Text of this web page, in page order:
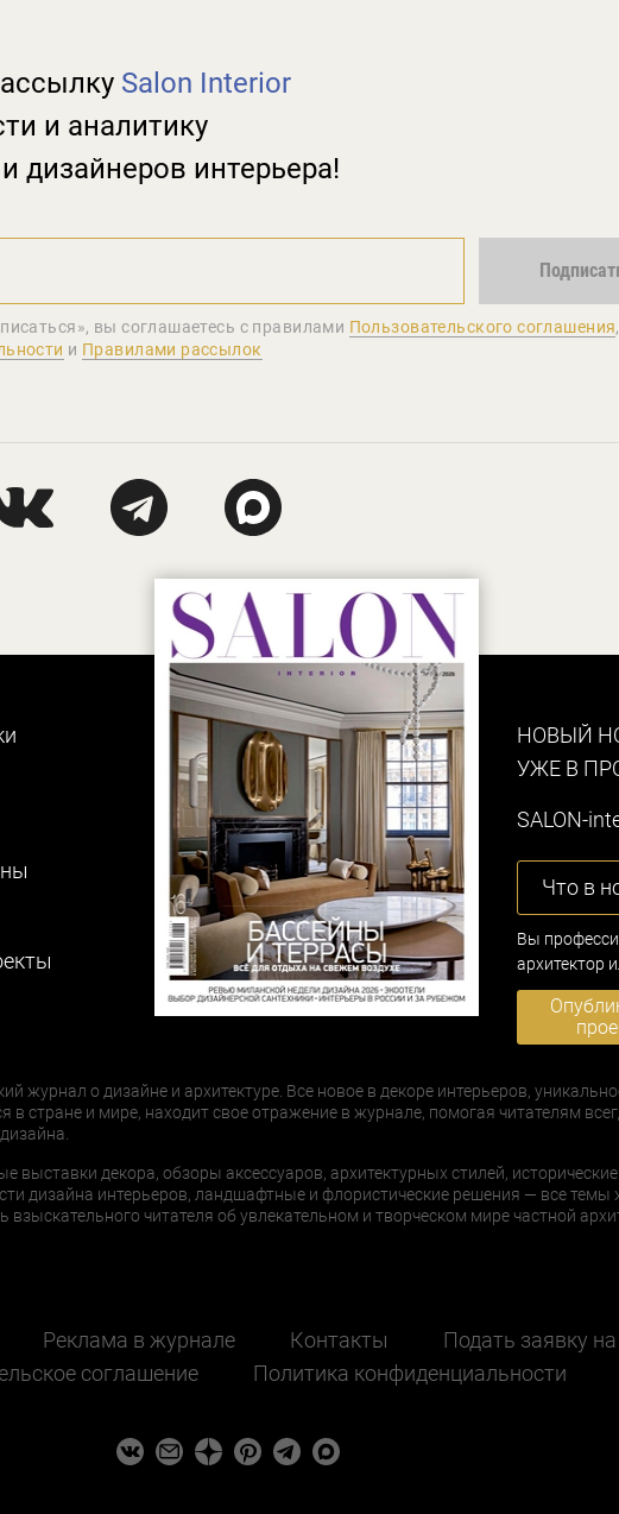
Salon Interior
и аналитику
дизайнеров интерьера!
вы соглашаетеcь с правилами Пользовательского соглашения,
и Правилами рассылок
НОВЫЙ
УЖЕ В
SALON-
Что в
Вы
архитектор
журнал о дизайне и архитектуре. Все новое в декоре интерьеров,
в стране и мире, находит свое отражение в журнале, помогая читателям
выставки декора, обзоры аксессуаров, архитектурных стилей, исторические
дизайна интерьеров, ландшафтные и флористические решения — все темы
читателя об увлекательном и творческом мире частной
Реклама в журнале Контакты
Подать заявку
соглашение
Политика конфиденциальности